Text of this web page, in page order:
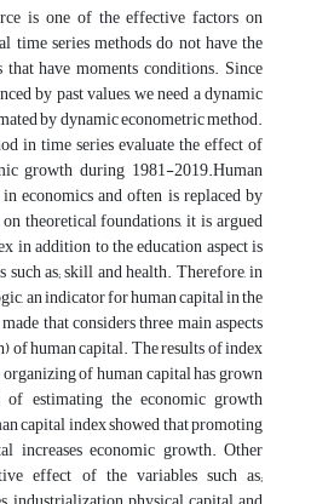
is one of the effective factors on
time series methods do not have the
have moments conditions. Since
by past values, we need a dynamic
by dynamic econometric method.
in time series evaluate the effect of
growth during 1981-2019.Human
economics and often is replaced by
theoretical foundations, it is argued
in addition to the education aspect is
such as; skill and health. Therefore, in
an indicator for human capital in the
that considers three main aspects
of human capital. The results of index
of human capital has grown
estimating the economic growth
capital index showed that promoting
increases economic growth. Other
effect of the variables such as;